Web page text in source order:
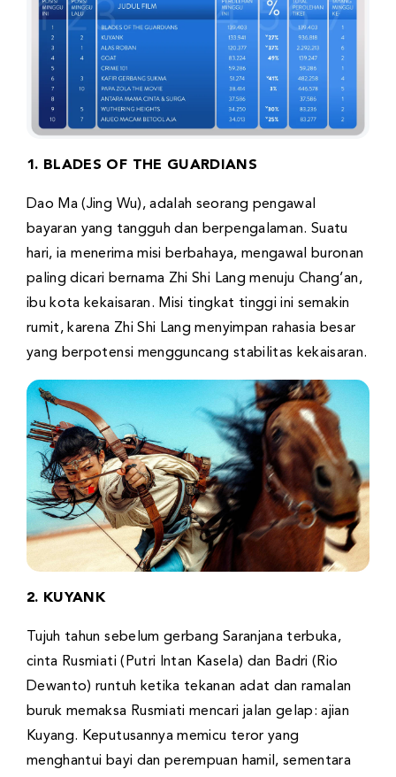
1. BLADES OF THE GUARDIANS
Dao Ma (Jing Wu), adalah seorang pengawal
bayaran yang tangguh dan berpengalaman. Suatu
hari, ia menerima misi berbahaya, mengawal buronan
paling dicari bernama Zhi Shi Lang menuju Chang’an,
ibu kota kekaisaran. Misi tingkat tinggi ini semakin
rumit, karena Zhi Shi Lang menyimpan rahasia besar
yang berpotensi mengguncang stabilitas kekaisaran.
2. KUYANK
Tujuh tahun sebelum gerbang Saranjana terbuka,
cinta Rusmiati (Putri Intan Kasela) dan Badri (Rio
Dewanto) runtuh ketika tekanan adat dan ramalan
buruk memaksa Rusmiati mencari jalan gelap: ajian
Kuyang. Keputusannya memicu teror yang
menghantui bayi dan perempuan hamil, sementara